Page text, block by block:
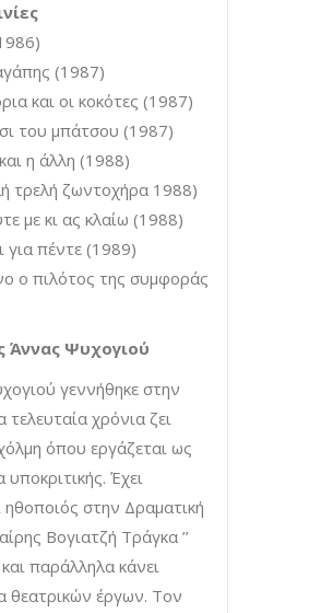
(1987)
και οι κοκότες (1987)
του μπάτσου (1987)
η άλλη (1988)
τρελή ζωντοχήρα 1988)
με κι ας κλαίω (1988)
για πέντε (1989)
ο πιλότος της συμφοράς
Άννας Ψυχογιού
γεννήθηκε στην
τελευταία χρόνια ζει
όπου εργάζεται ως
υποκριτικής. Έχει
στην Δραματική
Βογιατζή Τράγκα ’’
παράλληλα κάνει
θεατρικών έργων. Τον